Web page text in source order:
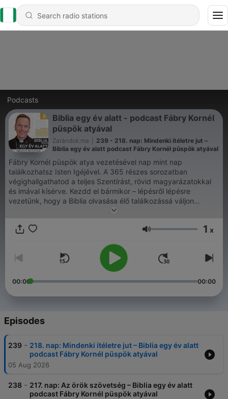
Podcasts
Biblia egy év alatt - podcast Fábry Kornél
püspök atyával
Zarándok.ma
239 - 218. nap: Mindenki ítéletre jut –
Biblia egy év alatt podcast Fábry Kornél püspök atyával
Fábry Kornél püspök atya vezetésével nap mint nap
találkozhatsz Isten Igéjével. A 365 részes sorozatban
végighallgathatod a teljes Szentírást, rövid magyarázatokkal
és imával kísérve. Kezdd el bármikor – lépésről lépésre
vezetünk, hogy a Biblia olvasása élő találkozássá váljon
Volume 1 x
00:00 00:00
Episodes
239 - 218. nap: Mindenki ítéletre jut – Biblia egy év alatt
podcast Fábry Kornél püspök atyával
05 Aug 2026
238 - 217. nap: Az örök szövetség – Biblia egy év alatt
podcast Fábry Kornél püspök atyával